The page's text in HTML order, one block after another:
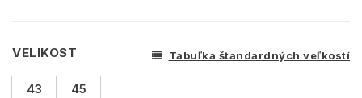
VELIKOST Tabuľka štandardných veľkostí
43 45